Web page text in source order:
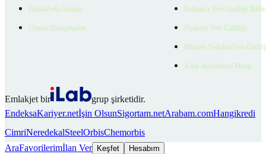
EmlakZeka Asistan
Uzman Danışmanlar
Kullanıcı Veri Gizliliği
Ziyaretçi Veri Gizliliği
Müşteri Yetkilisi Veri
Aday Aydınlatma Metni
Emlakjet bir
grup şirketidir.
EndeksaKariyer.netİşin OlsunSigortam.netArabam.comHangikredi
CimriNeredekalSteelOrbisChemorbis
AraFavorilerimİlan Ver Keşfet Hesabım